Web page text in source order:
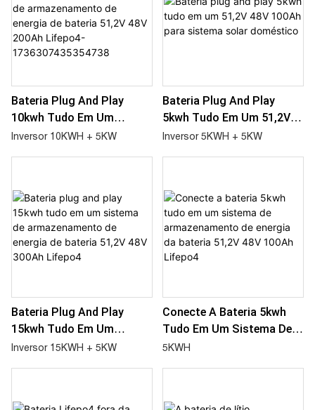
Bateria Plug And Play
10kwh Tudo Em Um
Sistema De
1736307435354738
Inversor 10KWH + 5KW
Bateria Plug And Play
5kwh Tudo Em Um 51,2V
48V 100Ah Para Sistema
Inversor 5KWH + 5KW
Bateria Plug And Play
15kwh Tudo Em Um
Sistema De
Inversor 15KWH + 5KW
Conecte A Bateria 5kwh
Tudo Em Um Sistema De
Armazenamento De
5KWH